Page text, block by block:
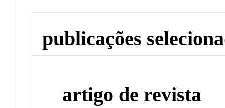
publicações
artigo de revista